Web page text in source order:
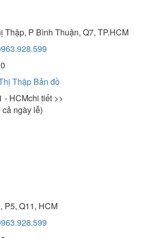
Thập, P Bình Thuận, Q7, TP.HCM
Thập Bản đồ
- HCMchi tiết >>
cả ngày lễ)
P5, Q11, HCM